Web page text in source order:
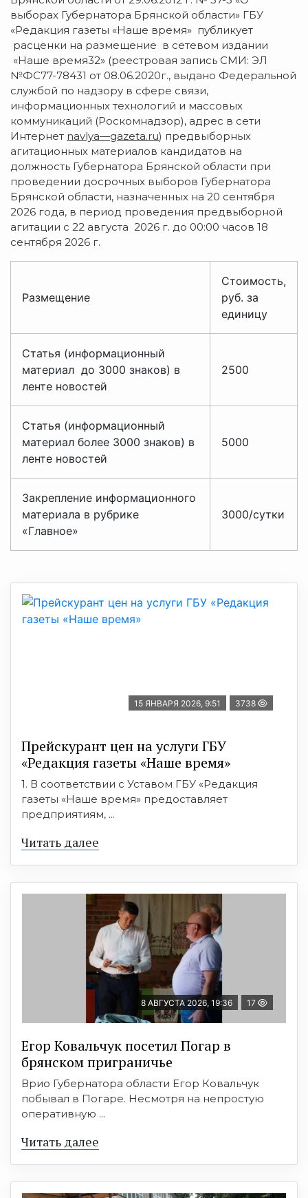
выборах Губернатора Брянской области» ГБУ
«Редакция газеты «Наше время» публикует
расценки на размещение в сетевом издании
«Наше время32» (реестровая запись СМИ: ЭЛ
№ФС77-78431 от 08.06.2020г., выдано Федеральной
службой по надзору в сфере связи,
информационных технологий и массовых
коммуникаций (Роскомнадзор), адрес в сети
Интернет navlya—gazeta.ru) предвыборных
агитационных материалов кандидатов на
должность Губернатора Брянской области при
проведении досрочных выборов Губернатора
Брянской области, назначенных на 20 сентября
2026 года, в период проведения предвыборной
агитации с 22 августа 2026 г. до 00:00 часов 18
сентября 2026 г.
Размещение
Стоимость,
руб. за
единицу
Статья (информационный
материал до 3000 знаков) в
ленте новостей
2500
Статья (информационный
материал более 3000 знаков) в
ленте новостей
5000
Закрепление информационного
материала в рубрике
«Главное»
3000/сутки
15 ЯНВАРЯ 2026, 9:51 3738
Прейскурант цен на услуги ГБУ
«Редакция газеты «Наше время»
1. В соответствии с Уставом ГБУ «Редакция
газеты «Наше время» предоставляет
предприятиям, ...
Читать далее
8 АВГУСТА 2026, 19:36 17
Егор Ковальчук посетил Погар в
брянском приграничье
Врио Губернатора области Егор Ковальчук
побывал в Погаре. Несмотря на непростую
оперативную ...
Читать далее